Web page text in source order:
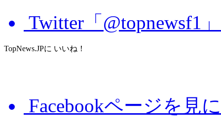
Twitter「@topnewsf1
TopNews.JPに いいね！
Facebookページを見